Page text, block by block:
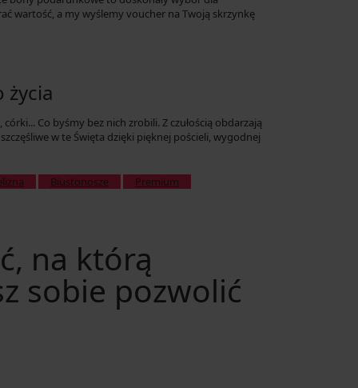
na którą
sobie pozwolić
wartość, a my wyślemy voucher na Twoją skrzynkę
życia
Co byśmy bez nich zrobili. Z czułością obdarzają
w te Święta dzięki pięknej pościeli, wygodnej
Biustonosze
Premium